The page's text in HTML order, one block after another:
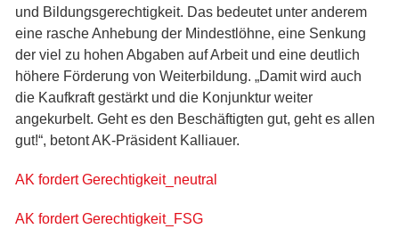
und Bildungsgerechtigkeit. Das bedeutet unter anderem
eine rasche Anhebung der Mindestlöhne, eine Senkung
der viel zu hohen Abgaben auf Arbeit und eine deutlich
höhere Förderung von Weiterbildung. „Damit wird auch
die Kaufkraft gestärkt und die Konjunktur weiter
angekurbelt. Geht es den Beschäftigten gut, geht es allen
gut!“, betont AK-Präsident Kalliauer.
AK fordert Gerechtigkeit_neutral
AK fordert Gerechtigkeit_FSG